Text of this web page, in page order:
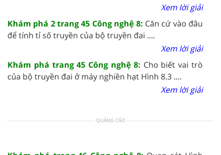
Xem lời giải
Khám phá 2 trang 45 Công nghệ 8: Căn cứ vào đâu
để tính tỉ số truyền của bộ truyền đai ....
Xem lời giải
Khám phá trang 45 Công nghệ 8: Cho biết vai trò
của bộ truyền đai ở máy nghiền hạt Hình 8.3 ....
Xem lời giải
QUẢNG CÁO